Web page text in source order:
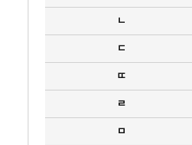
ㄴ
ㄷ
ㄸ
ㄹ
ㅁ